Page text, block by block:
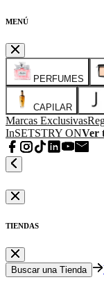
MENÚ
PERFUMES
CAPILAR
Marcas Exclusivas
InSETSTRY ONVer
TIENDAS
Buscar una Tienda